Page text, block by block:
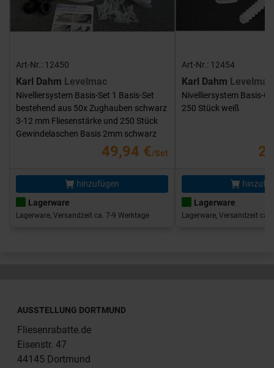
Art-Nr.: 12450
Karl Dahm Levelmac
Nivelliersystem Basis-Set 1 Basis-Set
bestehend aus 50x Zughauben schwarz
3-12 mm Fliesenstärke und 250 Stück
Gewindelaschen Basis 2mm schwarz
49,94 €/Set
hinzufügen
Lagerware
Lagerware, Versandzeit ca. 7-9 Werktage
Art-Nr.: 12454
Karl Dahm Levelmac
Nivelliersystem Basis-
250 Stück weiß
Lagerware
Lagerware, Versandzeit ca.
AUSSTELLUNG DORTMUND
Fliesenrabatte.de
Eisenstr. 47
44145 Dortmund